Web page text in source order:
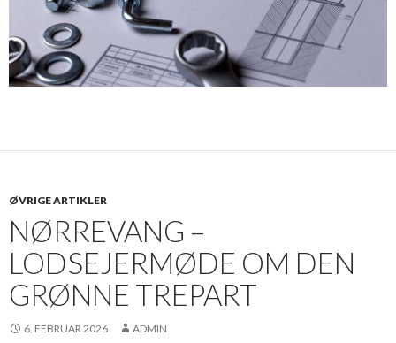
ØVRIGE ARTIKLER
NØRREVANG –
LODSEJERMØDE OM DEN
GRØNNE TREPART
6. FEBRUAR 2026 ADMIN